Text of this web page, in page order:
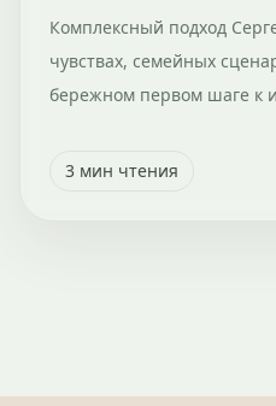
Комплексный подход
чувствах, семейных
бережном первом шаге к
3 мин чтения